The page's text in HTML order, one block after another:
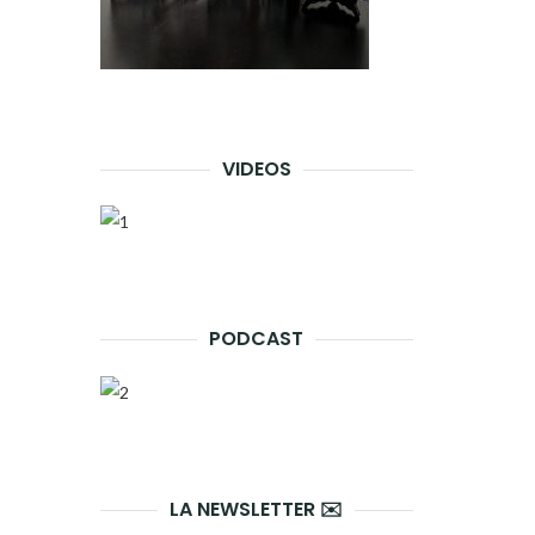
VIDEOS
PODCAST
LA NEWSLETTER ✉️